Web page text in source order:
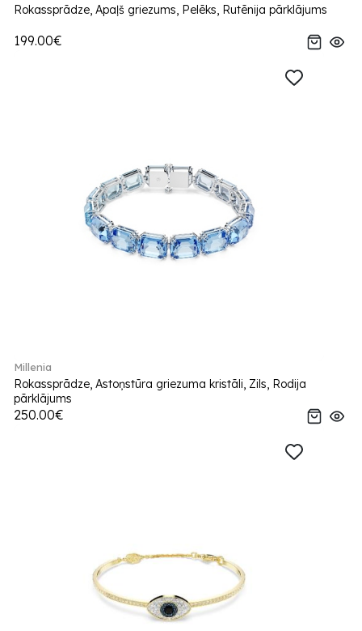
Rokassprādze, Apaļš griezums, Pelēks, Rutēnija pārklājums
199.00€
Millenia
Rokassprādze, Astoņstūra griezuma kristāli, Zils, Rodija
pārklājums
250.00€